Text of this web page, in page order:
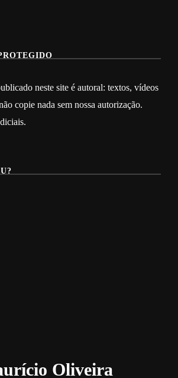
neste site é autoral: textos, vídeos
copie nada sem nossa autorização.
Oliveira